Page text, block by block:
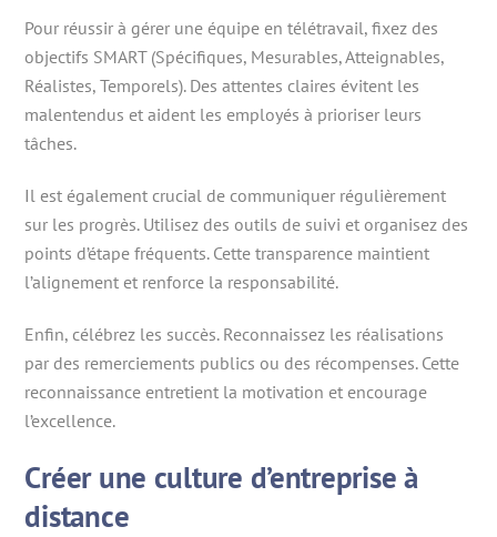
Pour réussir à gérer une équipe en télétravail, fixez des
objectifs SMART (Spécifiques, Mesurables, Atteignables,
Réalistes, Temporels). Des attentes claires évitent les
malentendus et aident les employés à prioriser leurs
tâches.
Il est également crucial de communiquer régulièrement
sur les progrès. Utilisez des outils de suivi et organisez des
points d’étape fréquents. Cette transparence maintient
l’alignement et renforce la responsabilité.
Enfin, célébrez les succès. Reconnaissez les réalisations
par des remerciements publics ou des récompenses. Cette
reconnaissance entretient la motivation et encourage
l’excellence.
Créer une culture d’entreprise à
distance